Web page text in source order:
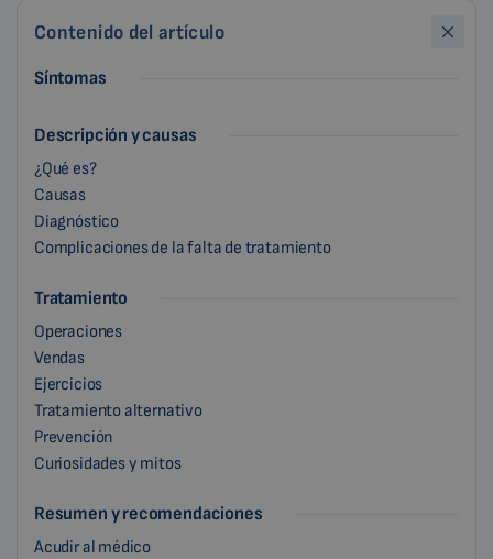
Contenido del artículo
Síntomas
Descripción y causas
¿Qué es?
Causas
Diagnóstico
Complicaciones de la falta de tratamiento
Tratamiento
Operaciones
Vendas
Ejercicios
Tratamiento alternativo
Prevención
Curiosidades y mitos
Resumen y recomendaciones
Acudir al médico